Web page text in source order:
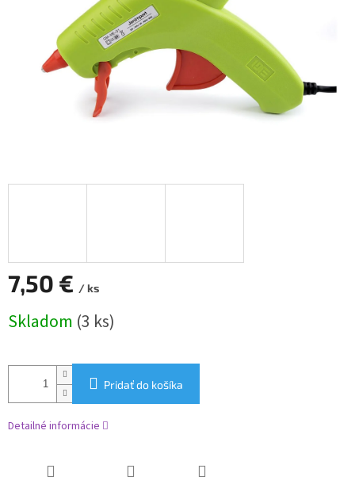
7,50 € / ks
cena:
Skladom (3 ks)
Pridať do košíka
Detailné informácie